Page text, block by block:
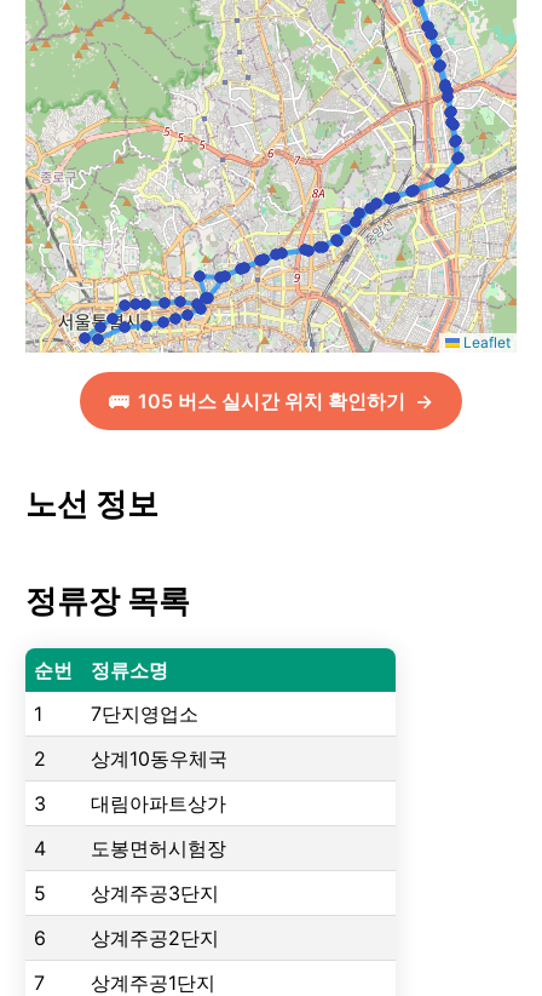
Leaflet
🚌 105 버스 실시간 위치 확인하기 →
노선 정보
정류장 목록
순번
정류소명
1
7단지영업소
2
상계10동우체국
3
대림아파트상가
4
도봉면허시험장
5
상계주공3단지
6
상계주공2단지
7
상계주공1단지